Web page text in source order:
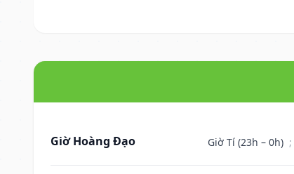
Giờ Hoàng Đạo Giờ Tí (23h – 0h) ;